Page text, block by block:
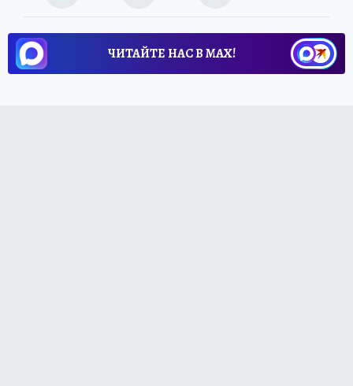
ЧИТАЙТЕ НАС В МАХ!